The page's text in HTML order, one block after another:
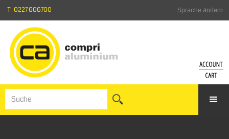
Sprache ändern
T: 0227 606700
Zum